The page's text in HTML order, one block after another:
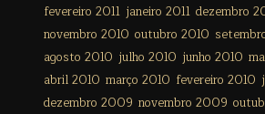
fevereiro 2011 janeiro 2011 dezembro
novembro 2010 outubro 2010
agosto 2010 julho 2010 junho 2010
abril 2010 março 2010 fevereiro 2010
dezembro 2009 novembro 2009